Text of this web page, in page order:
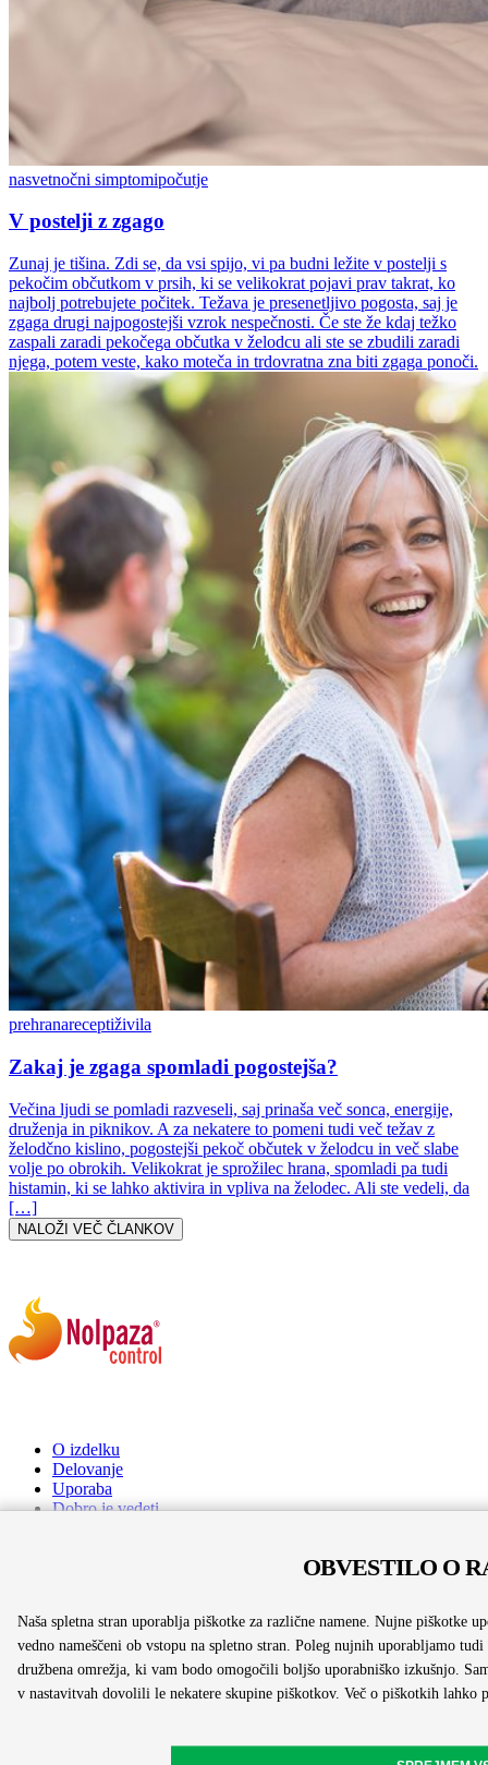
nasvetnočni simptomipočutje
V postelji z zgago
Zunaj je tišina. Zdi se, da vsi spijo, vi pa budni ležite v postelji s
pekočim občutkom v prsih, ki se velikokrat pojavi prav takrat, ko
najbolj potrebujete počitek. Težava je presenetljivo pogosta, saj je
zgaga drugi najpogostejši vzrok nespečnosti. Če ste že kdaj težko
zaspali zaradi pekočega občutka v želodcu ali ste se zbudili zaradi
njega, potem veste, kako moteča in trdovratna zna biti zgaga ponoči.
prehranareceptiživila
Zakaj je zgaga spomladi pogostejša?
Večina ljudi se pomladi razveseli, saj prinaša več sonca, energije,
druženja in piknikov. A za nekatere to pomeni tudi več težav z
želodčno kislino, pogostejši pekoč občutek v želodcu in več slabe
volje po obrokih. Velikokrat je sprožilec hrana, spomladi pa tudi
histamin, ki se lahko aktivira in vpliva na želodec. Ali ste vedeli, da
[…]
NALOŽI VEČ ČLANKOV
O izdelku
Delovanje
Uporaba
Dobro je vedeti
Pred uporabo natančno preberite navodilo! O tveganju in neželenih
Kontakt
Prijava neželenih učinkov
OBVESTILO O
Naša spletna stran uporablja piškotke za različne namene. Nujne piškotke
vedno nameščeni ob vstopu na spletno stran. Poleg nujnih uporabljamo
družbena omrežja, ki vam bodo omogočili boljšo uporabniško izkušnjo.
v nastavitvah dovolili le nekatere skupine piškotkov. Več o piškotkih lahko